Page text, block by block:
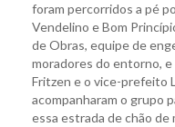
foram percorridos a pé
Vendelino e Bom
de Obras, equipe de
moradores do entorno,
Fritzen e o vice-prefeito
acompanharam o grupo
essa estrada de chão de